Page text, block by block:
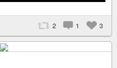
2 1 3